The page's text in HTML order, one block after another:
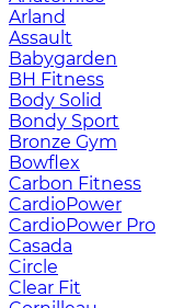
Arland
Assault
Babygarden
BH Fitness
Body Solid
Bondy Sport
Bronze Gym
Bowflex
Carbon Fitness
CardioPower
CardioPower Pro
Casada
Circle
Clear Fit